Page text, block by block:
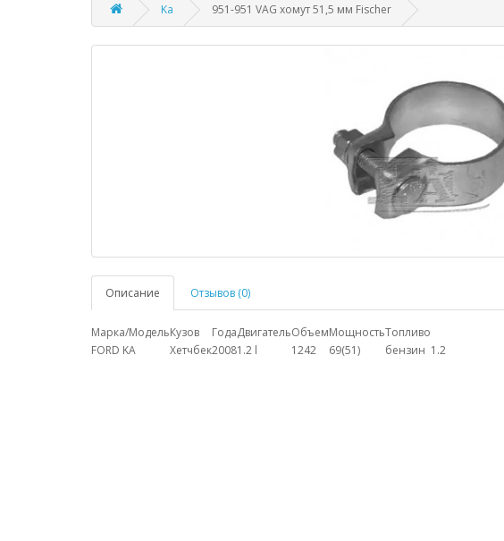
Ka 951-951 VAG хомут 51,5 мм Fischer
Описание Отзывов (0)
Марка/МодельКузов ГодаДвигательОбъемМощностьТопливо
FORD KA
Хетчбек20081.2 l 1242 69(51) бензин 1.2